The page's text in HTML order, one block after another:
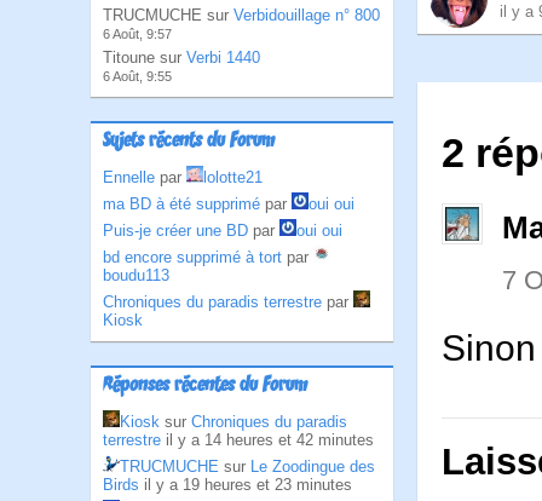
TRUCMUCHE sur Verbidouillage n° 800
6 Août, 9:57
Titoune sur Verbi 1440
6 Août, 9:55
Sujets récents du Forum
Ennelle par
lolotte21
ma BD à été supprimé par
oui oui
Puis-je créer une BD par
oui oui
bd encore supprimé à tort par
boudu113
Chroniques du paradis terrestre par
Kiosk
Réponses récentes du Forum
Kiosk sur Chroniques du paradis
terrestre il y a 14 heures et 42 minutes
TRUCMUCHE sur Le Zoodingue des
Birds il y a 19 heures et 23 minutes
il y a
2
7